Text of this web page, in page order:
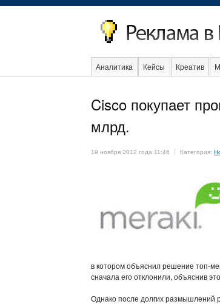
Аналитика Кейсы Креатив
Cisco покупает
млрд.
19 ноября 2012 года 11:46 Категория:
в котором объяснил решение топ-
сначала его отклонили, объяснив
Однако после долгих размышлений